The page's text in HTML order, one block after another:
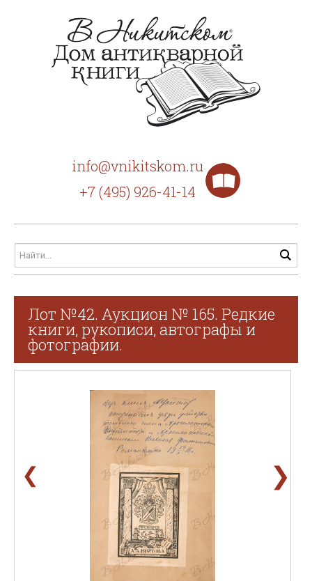
info@vnikitskom.ru
+7 (495) 926-41-14
Лот №42. Аукцион № 165. Редкие
книги, рукописи, автографы и
фотографии.
❮ ❯